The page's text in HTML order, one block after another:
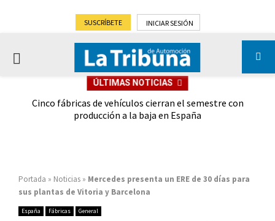
SUSCRÍBETE INICIAR SESIÓN
PRIMARY
ÚLTIMAS NOTICIAS
Cinco fábricas de vehículos cierran el semestre con
producción a la baja en España
Portada » Noticias » Mercedes presenta un ERE de 30 días para
sus plantas de Vitoria y Barcelona
España Fábricas General